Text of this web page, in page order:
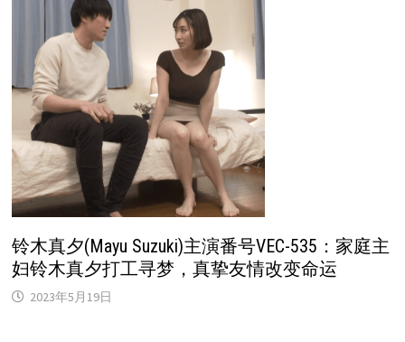
铃木真夕(Mayu Suzuki)主演番号VEC-535：家庭主
妇铃木真夕打工寻梦，真挚友情改变命运
2023年5月19日